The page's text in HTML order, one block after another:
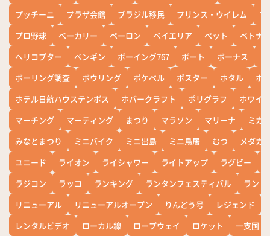
プッチーニ
プラザ会館 ブラジル移民 プリンス・ウイレム
ブ
プロ野球
ベーカリー ペーロン ベイエリア ペット
ベトナ
ヘリコプター
ペンギン ボーイング767 ボート ボーナス
ボーリング調査
ボウリング ポケベル ポスター ホタル
ホ
ホテル日航ハウステンボス
ホバークラフト ポリグラフ
ホワイ
マーチング
マーティング まつり マラソン マリーナ
ミカ
みなとまつり
ミニバイク ミニ出島 ミニ鳥居 むつ
メダカ
ユニード
ライオン ライシャワー ライトアップ ラグビー
ラジコン
ラッコ ランキング ランタンフェスティバル
ランド
リニューアル
リニューアルオープン りんどう号 レジェンド
レンタルビデオ
ローカル線 ロープウェイ ロケット
一支国